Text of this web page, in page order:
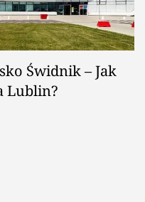
Świdnik – Jak
Lublin?